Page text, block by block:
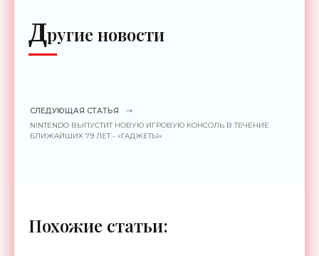
Другие новости
СЛЕДУЮЩАЯ СТАТЬЯ
NINTENDO ВЫПУСТИТ НОВУЮ ИГРОВУЮ КОНСОЛЬ В ТЕЧЕНИЕ
БЛИЖАЙШИХ 79 ЛЕТ - «ГАДЖЕТЫ»
Похожие статьи: